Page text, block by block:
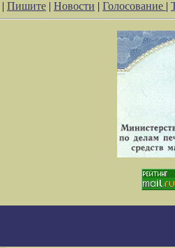
| Пишите | Новости | Голосование |